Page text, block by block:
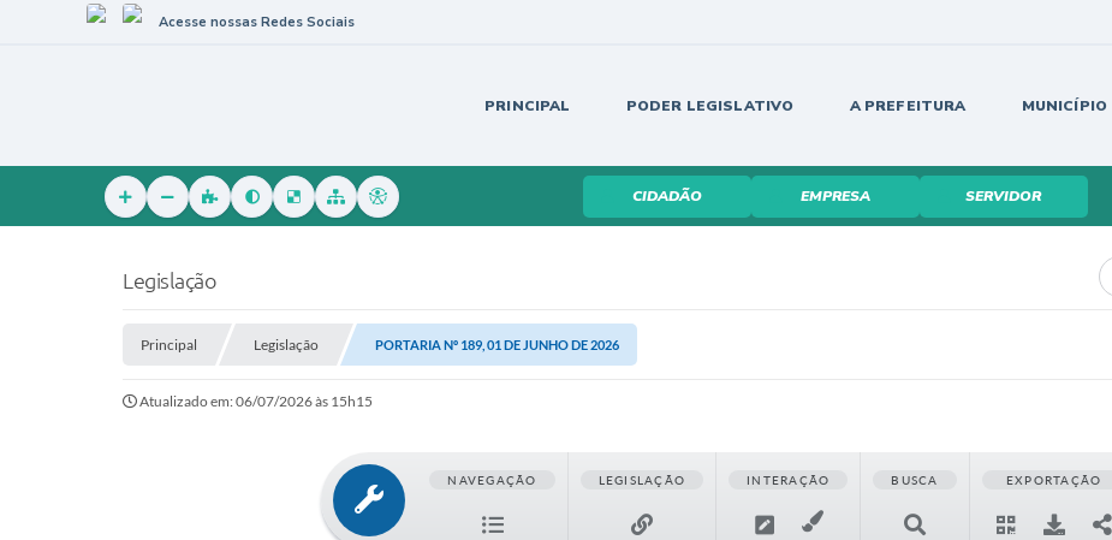
Acesse nossas Redes Sociais
PRINCIPAL PODER LEGISLATIVO A PREFEITURA MUNICÍPIO
CIDADÃO EMPRESA SERVIDOR
Legislação
Principal Legislação PORTARIA Nº 189, 01 DE JUNHO DE 2026
Atualizado em: 06/07/2026 às 15h15
NAVEGAÇÃO LEGISLAÇÃO INTERAÇÃO BUSCA EXPORTAÇÃO